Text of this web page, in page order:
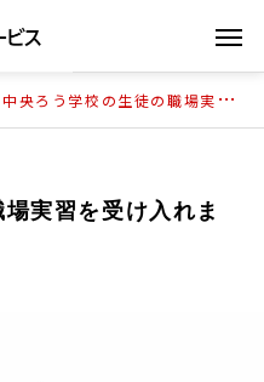
中央ろう学校の生徒の職場実習を受け入れました
実習を受け入れま